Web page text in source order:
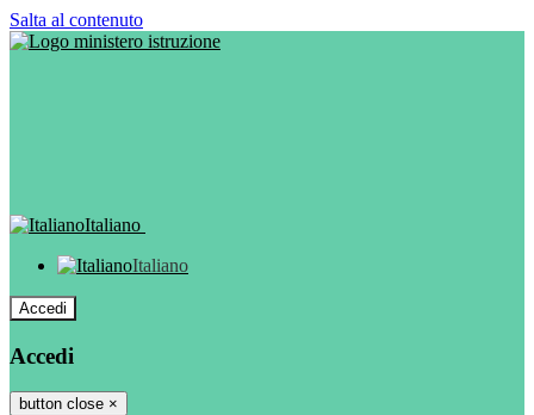
Salta al contenuto
Italiano
Italiano
Accedi
Accedi
button close ×